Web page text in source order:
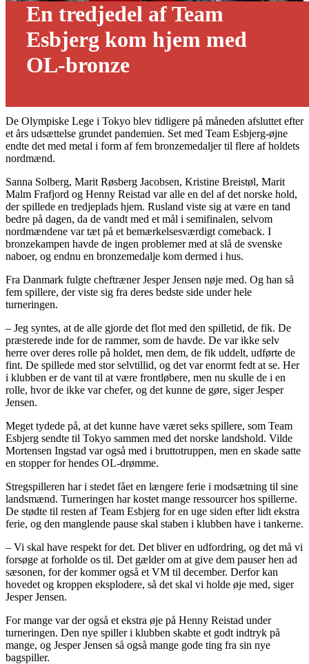
En tredjedel af Team
Esbjerg kom hjem med
OL-bronze
De Olympiske Lege i Tokyo blev tidligere på måneden afsluttet efter
et års udsættelse grundet pandemien. Set med Team Esbjerg-øjne
endte det med metal i form af fem bronzemedaljer til flere af holdets
nordmænd.
Sanna Solberg, Marit Røsberg Jacobsen, Kristine Breistøl, Marit
Malm Frafjord og Henny Reistad var alle en del af det norske hold,
der spillede en tredjeplads hjem. Rusland viste sig at være en tand
bedre på dagen, da de vandt med et mål i semifinalen, selvom
nordmændene var tæt på et bemærkelsesværdigt comeback. I
bronzekampen havde de ingen problemer med at slå de svenske
naboer, og endnu en bronzemedalje kom dermed i hus.
Fra Danmark fulgte cheftræner Jesper Jensen nøje med. Og han så
fem spillere, der viste sig fra deres bedste side under hele
turneringen.
– Jeg syntes, at de alle gjorde det flot med den spilletid, de fik. De
præsterede inde for de rammer, som de havde. De var ikke selv
herre over deres rolle på holdet, men dem, de fik uddelt, udførte de
fint. De spillede med stor selvtillid, og det var enormt fedt at se. Her
i klubben er de vant til at være frontløbere, men nu skulle de i en
rolle, hvor de ikke var chefer, og det kunne de gøre, siger Jesper
Jensen.
Meget tydede på, at det kunne have været seks spillere, som Team
Esbjerg sendte til Tokyo sammen med det norske landshold. Vilde
Mortensen Ingstad var også med i bruttotruppen, men en skade satte
en stopper for hendes OL-drømme.
Stregspilleren har i stedet fået en længere ferie i modsætning til sine
landsmænd. Turneringen har kostet mange ressourcer hos spillerne.
De stødte til resten af Team Esbjerg for en uge siden efter lidt ekstra
ferie, og den manglende pause skal staben i klubben have i tankerne.
– Vi skal have respekt for det. Det bliver en udfordring, og det må vi
forsøge at forholde os til. Det gælder om at give dem pauser hen ad
sæsonen, for der kommer også et VM til december. Derfor kan
hovedet og kroppen eksplodere, så det skal vi holde øje med, siger
Jesper Jensen.
For mange var der også et ekstra øje på Henny Reistad under
turneringen. Den nye spiller i klubben skabte et godt indtryk på
mange, og Jesper Jensen så også mange gode ting fra sin nye
bagspiller.